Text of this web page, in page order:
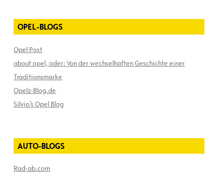
OPEL-BLOGS
Opel Post
about opel, oder: Von der wechselhaften Geschichte einer
Traditionsmarke
Opelz-Blog.de
Silvio’s Opel Blog
AUTO-BLOGS
Rad-ab.com